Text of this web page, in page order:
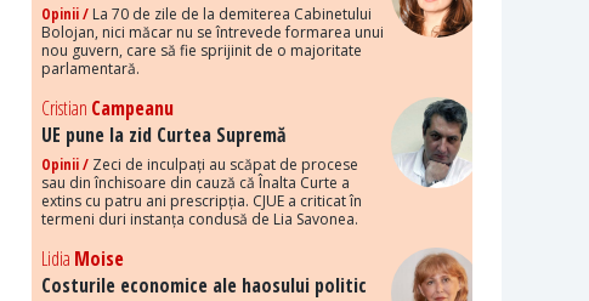
Opinii / La 70 de zile de la demiterea Cabinetului
Bolojan, nici măcar nu se întrevede formarea unui
nou guvern, care să fie sprijinit de o majoritate
parlamentară.
Cristian Campeanu
UE pune la zid Curtea Supremă
Opinii / Zeci de inculpați au scăpat de procese
sau din închisoare din cauză că Înalta Curte a
extins cu patru ani prescripția. CJUE a criticat în
termeni duri instanța condusă de Lia Savonea.
Lidia Moise
Costurile economice ale haosului politic